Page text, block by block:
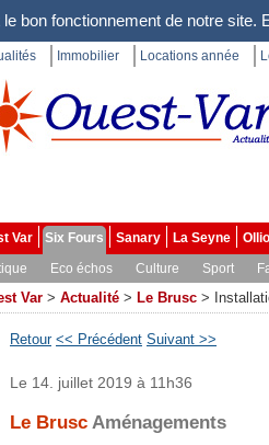
bon fonctionnement de notre
Immobilier Locations année
Var Six Fours Sanary La Seyne
Eco échos Culture Sport
Var > Actualité > Le Brusc >
Retour << Précédent Suivant >>
Le 14. juillet 2019 à 11h36
Le Brusc Aménagements